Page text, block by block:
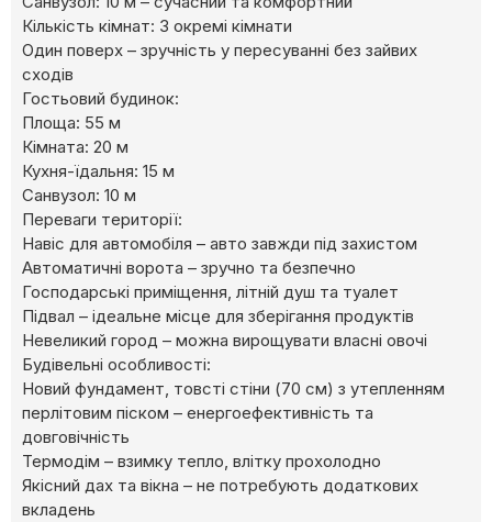
Кількість кімнат: 3 окремі кімнати
Один поверх – зручність у пересуванні без зайвих
сходів
Гостьовий будинок:
Площа: 55 м
Кімната: 20 м
Кухня-їдальня: 15 м
Санвузол: 10 м
Переваги території:
Навіс для автомобіля – авто завжди під захистом
Автоматичні ворота – зручно та безпечно
Господарські приміщення, літній душ та туалет
Підвал – ідеальне місце для зберігання продуктів
Невеликий город – можна вирощувати власні овочі
Будівельні особливості:
Новий фундамент, товсті стіни (70 см) з утепленням
перлітовим піском – енергоефективність та
довговічність
Термодім – взимку тепло, влітку прохолодно
Якісний дах та вікна – не потребують додаткових
вкладень